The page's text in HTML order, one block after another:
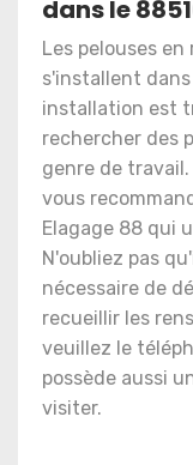
dans le
Les pelouses
s'installent
installation est
rechercher des
genre de travail.
vous
Elagage 88 qui
N'oubliez pas
nécessaire de
recueillir les
veuillez le
possède aussi
visiter.